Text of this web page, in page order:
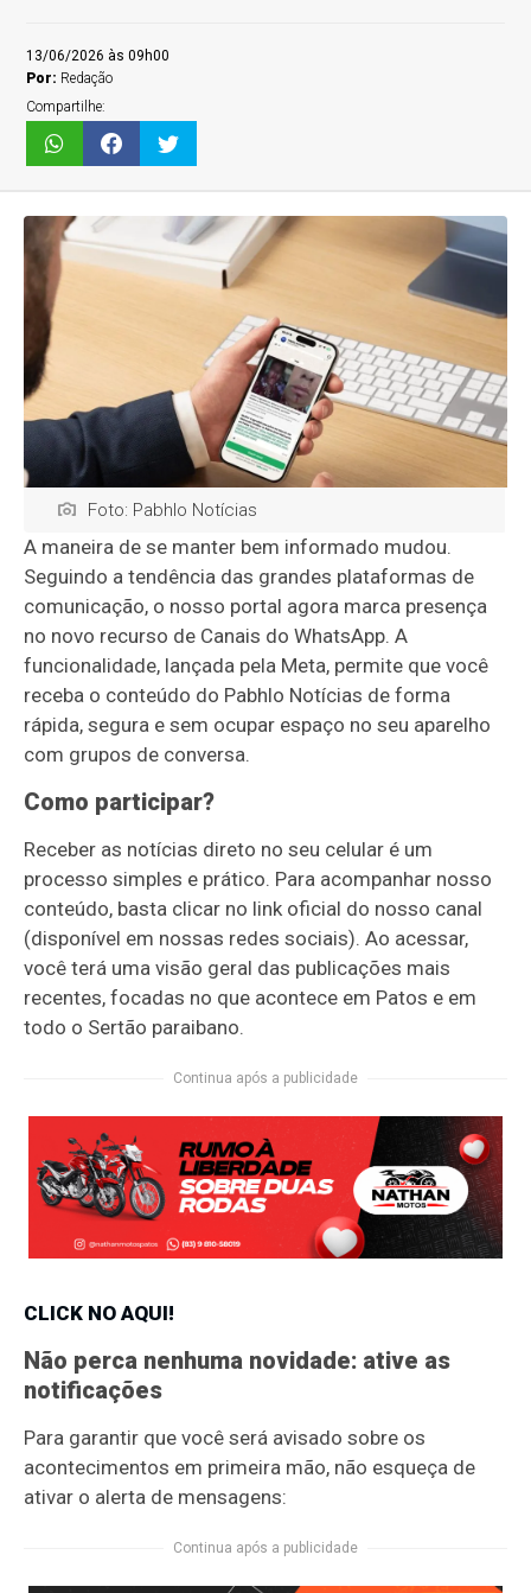
13/06/2026 às 09h00
Por: Redação
Compartilhe:
Foto: Pabhlo Notícias
A maneira de se manter bem informado mudou.
Seguindo a tendência das grandes plataformas de
comunicação, o nosso portal agora marca presença
no novo recurso de Canais do WhatsApp. A
funcionalidade, lançada pela Meta, permite que você
receba o conteúdo do Pabhlo Notícias de forma
rápida, segura e sem ocupar espaço no seu aparelho
com grupos de conversa.
Como participar?
Receber as notícias direto no seu celular é um
processo simples e prático. Para acompanhar nosso
conteúdo, basta clicar no link oficial do nosso canal
(disponível em nossas redes sociais). Ao acessar,
você terá uma visão geral das publicações mais
recentes, focadas no que acontece em Patos e em
todo o Sertão paraibano.
Continua após a publicidade
CLICK NO AQUI!
Não perca nenhuma novidade: ative as
notificações
Para garantir que você será avisado sobre os
acontecimentos em primeira mão, não esqueça de
ativar o alerta de mensagens:
Continua após a publicidade